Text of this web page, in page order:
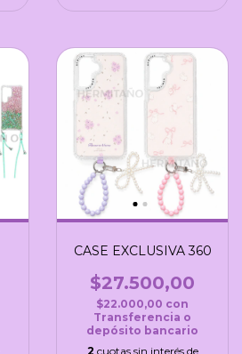
CASE EXCLUSIVA 360
$27.500,00
$22.000,00 con
Transferencia o
depósito bancario
2 cuotas sin interés de